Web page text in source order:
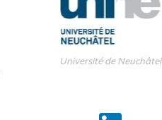
Université de Neuchâtel